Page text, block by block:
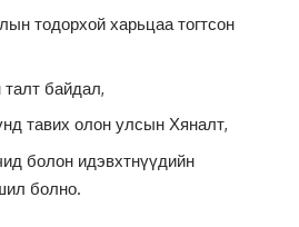
тодорхой харьцаа тогтсон
байдал,
тавих олон улсын Хяналт,
болон идэвхтнүүдийн
болно.